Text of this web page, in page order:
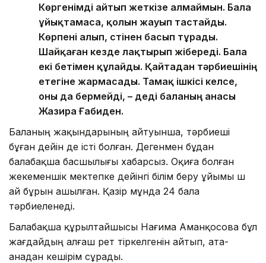
Көргенімді айтып жеткізе алмаймын. Бала
ұйықтамаса, қолын жауып тастайды.
Көрпені алып, үстінен басып тұрады.
Шайқаған кезде лақтырып жібереді. Бала
екі бетімен құлайды. Қайтадан тәрбиешінің
етегіне жармасады. Тамақ ішкісі келсе,
оны да бермейді, – деді баланың анасы
Жазира Ғабиден.
Баланың жақындарының айтуынша, тәрбиеші
бұған дейін де істі болған. Дегенмен бұдан
балабақша басшылығы хабарсыз. Оқиға болған
жекеменшік мектепке дейінгі білім беру ұйымы үш
ай бұрын ашылған. Қазір мұнда 24 бала
тәрбиеленеді.
Балабақша құрылтайшысы Нағима Аманқосова бұл
жағдайдың алғаш рет тіркелгенін айтып, ата-
анадан кешірім сұрады.